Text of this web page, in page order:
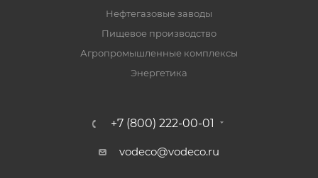
Нефтегазовые заводы
Пищевое производство
Агропромышленные комплексы
Энергетика
+7 (800) 222-00-01
vodeco@vodeco.ru